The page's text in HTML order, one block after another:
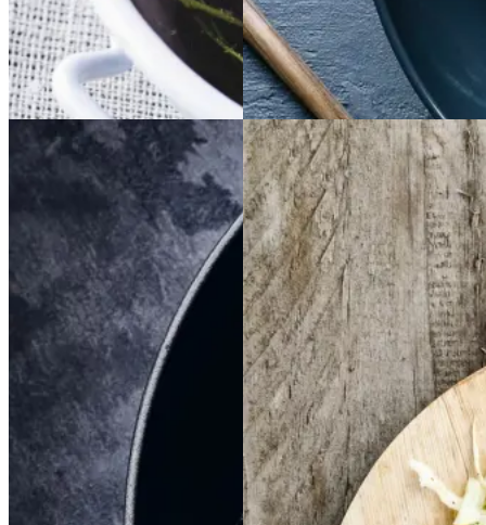
Dessert
Dansk mad
Sommermad
Gem opskrift
Aftensmad
BraiseretBraiseret
oksetværreboksetvæ
rreb
Gem opskrift
FrikadellerFrikadell
er medmed
smørspidskål,smørsp
idskål,
kartoflerkartofler
ogog
sennepsdressingsenn
epsdressing